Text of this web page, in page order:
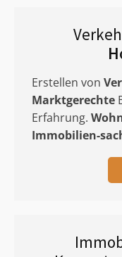
Erstellen von
Marktgerechte
Erfahrung.
Immobilien-